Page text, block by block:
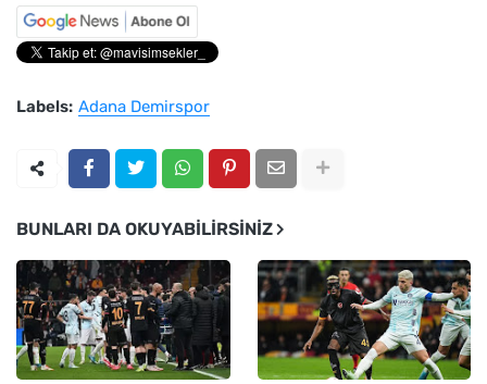
Labels: Adana Demirspor
BUNLARI DA OKUYABILIRSINIZ